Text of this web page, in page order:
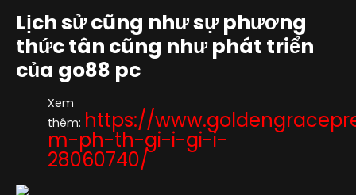
Lịch sử cũng như sự phương
thức tân cũng như phát triển
của go88 pc
Xem
thêm: https://
m-ph-th-gi-i-gi-i-
28060740/